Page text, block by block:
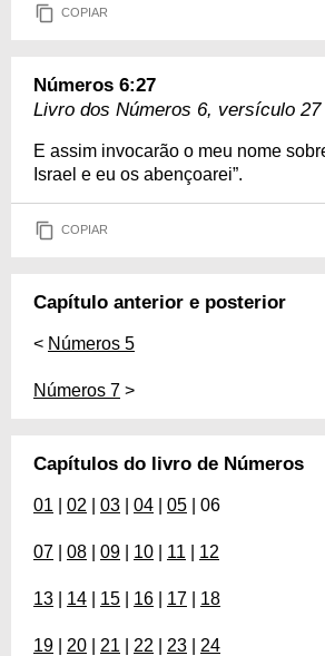
COPIAR
Números 6:27
Livro dos Números 6, versículo 27
E assim invocarão o meu nome
Israel e eu os abençoarei”.
COPIAR
Capítulo anterior e posterior
< Números 5
Números 7 >
Capítulos do livro de Números
01 02 03 04 05 | 06
07 08 09 10 11 12
13 14 15 16 17 18
19 20 21 22 23 24